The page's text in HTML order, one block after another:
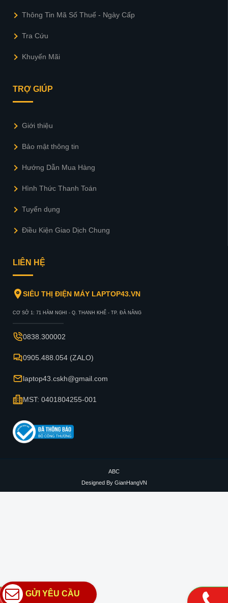
Thông Tin Mã Số Thuế - Ngày Cấp
Tra Cứu
Khuyến Mãi
TRỢ GIÚP
Giới thiệu
Bảo mật thông tin
Hướng Dẫn Mua Hàng
Hình Thức Thanh Toán
Tuyển dụng
Điều Kiện Giao Dịch Chung
LIÊN HỆ
SIÊU THỊ ĐIỆN MÁY LAPTOP43.VN
CƠ SỞ 1: 71 HÀM NGHI - Q. THANH KHẾ - TP. ĐÀ NẴNG
0838.300002
0905.488.054 (ZALO)
laptop43.cskh@gmail.com
MST: 0401804255-001
ABC
Designed By GianHangVN
GỬI YÊU CẦU